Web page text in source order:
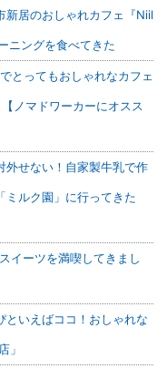
新居のおしゃれカフェ『Niil
ニングを食べてきた
とってもおしゃれなカフェ
ノマドワーカーにオスス
外せない！自家製牛乳で作
ミルク園」に行ってきた
イーツを満喫してきまし
といえばココ！おしゃれな
」